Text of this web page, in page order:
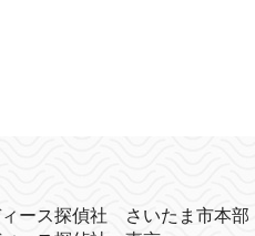
ィース探偵社 さいたま市本部